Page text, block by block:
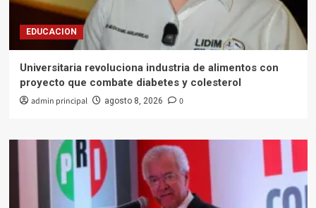
EDUCACION
Universitaria revoluciona industria de alimentos con
proyecto que combate diabetes y colesterol
admin principal agosto 8, 2026 0